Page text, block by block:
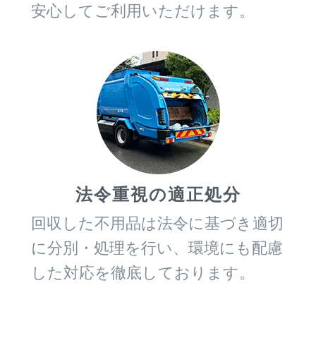
安心してご利用いただけます。
法令重視の適正処分
回収した不用品は法令に基づき適切
に分別・処理を行い、環境にも配慮
した対応を徹底しております。